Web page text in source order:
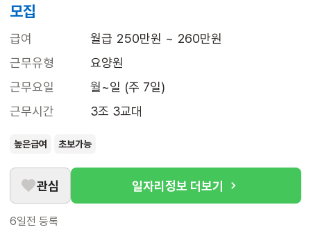
모집
급여
월급 250만원 ~ 260만원
근무유형
요양원
근무요일
월~일 (주 7일)
근무시간
3조 3교대
높은급여 초보가능
관심 일자리정보 더보기
6일전 등록